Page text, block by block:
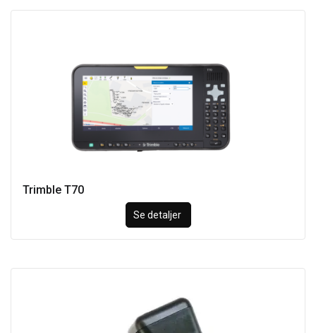
Trimble T70
Se detaljer